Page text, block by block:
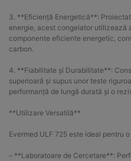
3. **Eficiență Energetică**:
energie, acest congelator utilizează
componente eficiente energetic,
carbon.
4. **Fiabilitate și Durabilitate**:
superioară și supus unor teste
performanță de lungă durată și o
**Utilizare Versatilă**
Evermed ULF 725 este ideal pentru
– **Laboratoare de Cercetare**: